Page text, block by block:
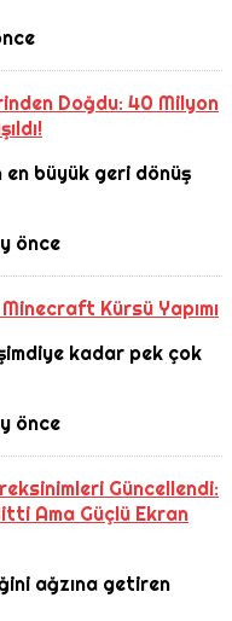
Doğdu: 40 Milyon
en büyük geri dönüş
önce
Kürsü Yapımı
kadar pek çok
önce
Güncellendi:
Ama Güçlü Ekran
ağzına getiren